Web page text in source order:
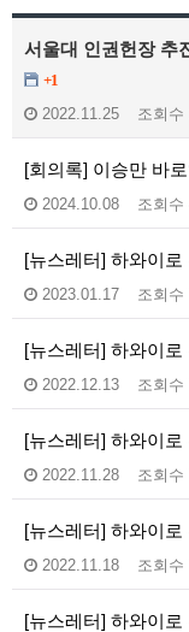
서울대 인권헌장 추
+1
2022.11.25 조회수
[회의록] 이승만 바
2024.10.08 조회수
[뉴스레터] 하와이로
2023.01.17 조회수
[뉴스레터] 하와이로
2022.12.13 조회수
[뉴스레터] 하와이로
2022.11.28 조회수
[뉴스레터] 하와이로
2022.11.18 조회수
[뉴스레터] 하와이로